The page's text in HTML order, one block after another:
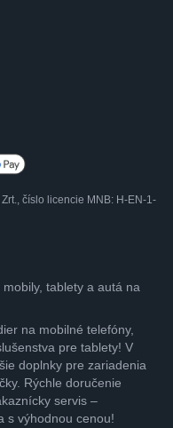
číslo licencie MNB: H-EN-1-
tablety a autá na
na mobilné telefóny,
pre tablety! V
doplnky pre zariadenia
Rýchle doručenie
servis –
s výhodnou cenou!